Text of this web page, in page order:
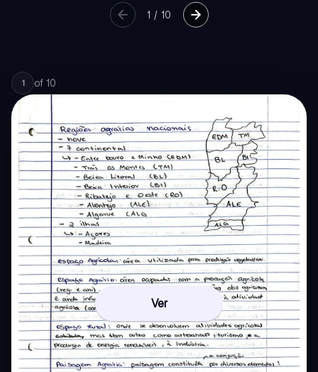
1 / 10
1 of 10
Ver